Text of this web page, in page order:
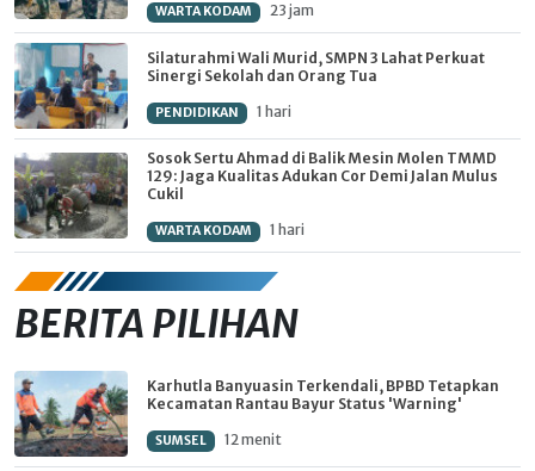
WARTA KODAM 23 jam
Silaturahmi Wali Murid, SMPN 3 Lahat Perkuat
Sinergi Sekolah dan Orang Tua
PENDIDIKAN 1 hari
Sosok Sertu Ahmad di Balik Mesin Molen TMMD
129: Jaga Kualitas Adukan Cor Demi Jalan Mulus
Cukil
WARTA KODAM 1 hari
BERITA PILIHAN
Karhutla Banyuasin Terkendali, BPBD Tetapkan
Kecamatan Rantau Bayur Status 'Warning'
SUMSEL 12 menit